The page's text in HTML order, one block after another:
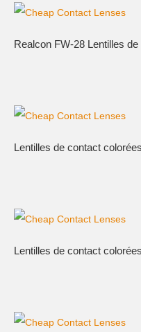
Realcon FW-28 Lentilles
Lentilles de contact
Lentilles de contact